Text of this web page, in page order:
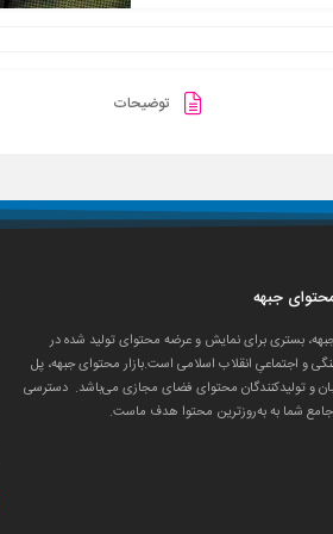
توضیحات
محتوای جبهه
بستری برای نمایش و عرضه محتوای تولید شده در
و اجتماعیِ انقلاب اسلامی است.بازار محتوای جبهه، پل
و تولید‌کنندگان محتوای فضای مجازی می‌باشد. دسترسی
شما به به‌روزترین محتوا هدف ماست.